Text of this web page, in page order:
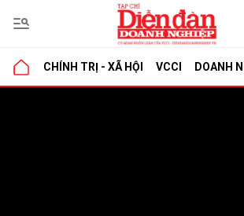
CHÍNH TRỊ - XÃ HỘI VCCI DOANH